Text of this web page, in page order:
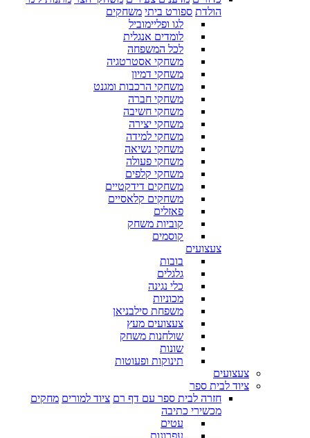
הולדת ספורט ביתי משחקים
לגו ופליימוביל
לומדים אנגלית
לכל המשפחה
משחקי אסטרטגיה
משחקי דמיון
משחקי הרכבות ומגנט
משחקי חברה
משחקי חשיבה
משחקי יצירה
משחקי למידה
משחקי נשיאה
משחקי פעולה
משחקי קלפים
משחקים דידקטיים
משחקים קלאסיים
פאזלים
קוביות משחק
קוסמים
צעצועים
בובות
גלגלים
כלי נגינה
מכוניות
משפחת סילבניאן
צעצועים מעץ
שולחנות משחק
שונות
תינוקות ופעוטות
צעצועים
ציוד לבית ספר
חזרה לבית ספר עם דף רם ציוד למורים מחקים
מכשירי כתיבה
עטים
עפרונות